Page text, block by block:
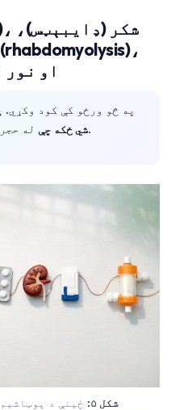
او نور
په څو ورځو کې کود وکړي.
شي ځکه چېله حجرو څخه بهر ته انتقالېږي.
شکل ۵:
ځینې د